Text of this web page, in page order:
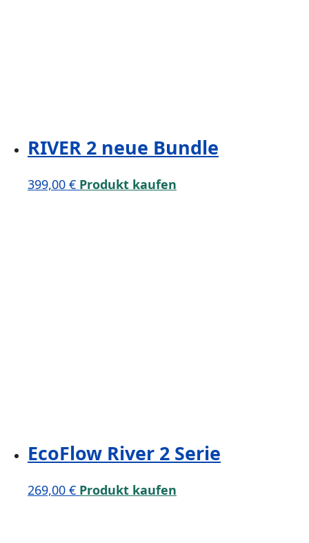
RIVER 2 neue Bundle
399,00 € Produkt kaufen
EcoFlow River 2 Serie
269,00 € Produkt kaufen